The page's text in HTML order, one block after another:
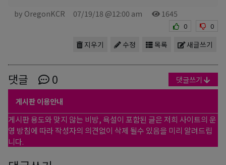
by OregonKCR 07/19/18 @12:00 am 1645
0 0
새글쓰기
목록
수정
지우기
댓글 0 댓글쓰기
게시판 이용안내
게시판 용도와 맞지 않는 비방, 욕설이 포함된 글은 저희 사이트의 운
영 방침에 따라 작성자의 의견없이 삭제 될수 있음을 미리 알려드립
니다.